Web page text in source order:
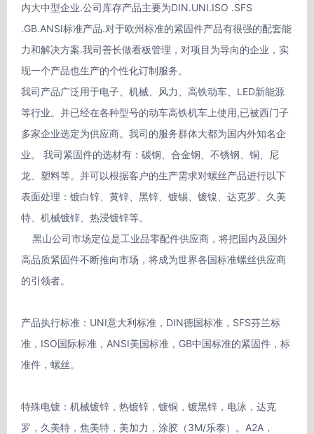
内大中型企业.公司库存产品主要为DIN.UNI.ISO .SFS
.GB.ANSI标准产品.对于欧州标准的紧固件产品有很强的配套能
力和解决方案.我司善长做看板管理，对项目为导向的企业，实
现一个产品也生产的个性化订制服务。
我司产品广泛用于电子、机械、风力、高铁动车、LED新能源
等行业。并已经在各种型号的动车高铁机车上使用,已被西门子
多家企业选定为供应商。我司的服务群体大都为国内外知名企
业。 我司紧固件的选材有：碳钢、合金钢、不锈钢、铜、尼
龙、塑料等。并可以根据客户的生产需求对螺丝产品进行以下
表面处理：镀白锌、黄锌、黑锌、镀锡、镀镍、达克罗、久美
特、机械镀锌、热浸镀锌等。
高品质紧固件不断推向市场，将成为世界各国标准螺丝供应商
的引领者。
产品执行标准：UNI意大利标准，DIN德国标准，SFS芬兰标
准，ISO国际标准，ANSI美国标准，GB中国标准的紧固件，标
准件，螺丝。
特殊电镀：机械镀锌，热镀锌，镀铜，镀黑锌，电泳，达克
罗，久美特，焦美特，美加力，涂胶（3M/乐泰）。A2A，